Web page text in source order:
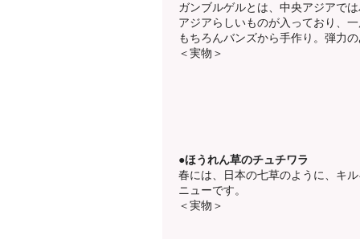
ガンブルゲルとは、中央アジアで
アジアらしいものが入っており、
もちろんバンズから手作り。弾力
＜実物＞
●ほうれん草のチュチワラ
春には、日本の七草のように、キ
ニューです。
＜実物＞